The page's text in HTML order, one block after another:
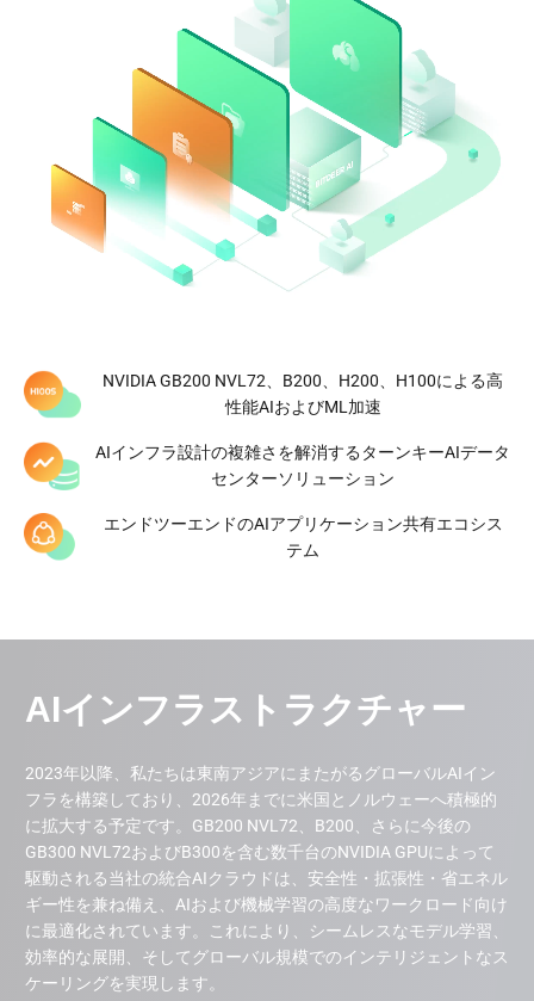
NVIDIA GB200 NVL72、B200、H200、H100による高
性能AIおよびML加速
AIインフラ設計の複雑さを解消するターンキーAIデータ
センターソリューション
エンドツーエンドのAIアプリケーション共有エコシス
テム
水準のインフラを構築しています。
世界のデータセンター数
0.0 EH
管理ハッシュレート
GW
グローバル多様化エネルギーポ
もっと詳しく知る
AIインフラストラクチャー
2023年以降、私たちは東南アジアにまたがるグローバルAIイン
フラを構築しており、2026年までに米国とノルウェーへ積極的
に拡大する予定です。GB200 NVL72、B200、さらに今後の
GB300 NVL72およびB300を含む数千台のNVIDIA GPUによって
駆動される当社の統合AIクラウドは、安全性・拡張性・省エネル
ギー性を兼ね備え、AIおよび機械学習の高度なワークロード向け
に最適化されています。これにより、シームレスなモデル学習、
効率的な展開、そしてグローバル規模でのインテリジェントなス
ケーリングを実現します。